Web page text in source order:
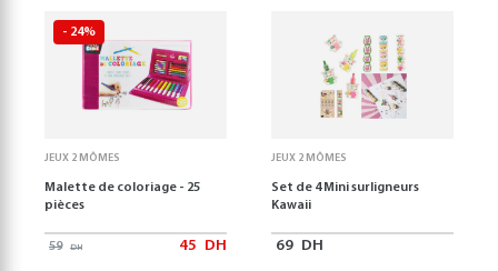
- 24%
JEUX 2 MÔMES
Malette de coloriage - 25
pièces
59 DH 45 DH
JEUX 2 MÔMES
Set de 4 Mini surligneurs
Kawaii
69 DH